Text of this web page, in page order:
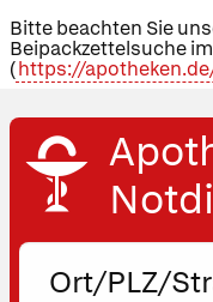
Bitte beachten Sie
Beipackzettelsuche
(https://
Ort,